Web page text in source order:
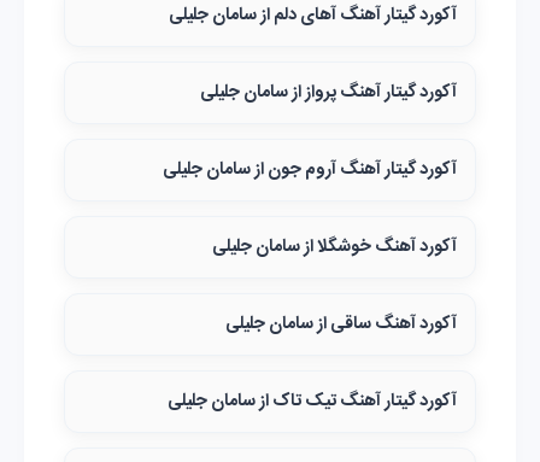
آکورد گیتار آهنگ آهای دلم از سامان جلیلی
آکورد گیتار آهنگ پرواز از سامان جلیلی
آکورد گیتار آهنگ آروم جون از سامان جلیلی
آکورد آهنگ خوشگلا از سامان جلیلی
آکورد آهنگ ساقی از سامان جلیلی
آکورد گیتار آهنگ تیک تاک از سامان جلیلی